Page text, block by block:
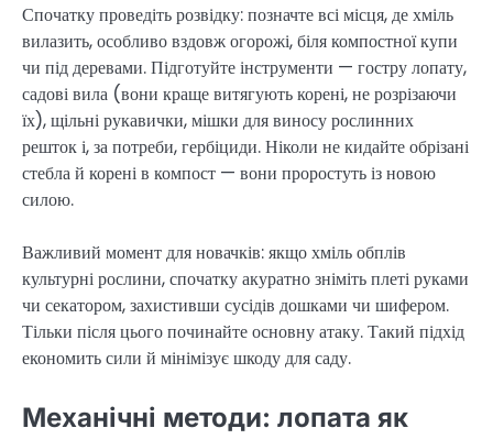
Спочатку проведіть розвідку: позначте всі місця, де хміль
вилазить, особливо вздовж огорожі, біля компостної купи
чи під деревами. Підготуйте інструменти — гостру лопату,
садові вила (вони краще витягують корені, не розрізаючи
їх), щільні рукавички, мішки для виносу рослинних
решток і, за потреби, гербіциди. Ніколи не кидайте обрізані
стебла й корені в компост — вони проростуть із новою
силою.
Важливий момент для новачків: якщо хміль обплів
культурні рослини, спочатку акуратно зніміть плеті руками
чи секатором, захистивши сусідів дошками чи шифером.
Тільки після цього починайте основну атаку. Такий підхід
економить сили й мінімізує шкоду для саду.
Механічні методи: лопата як